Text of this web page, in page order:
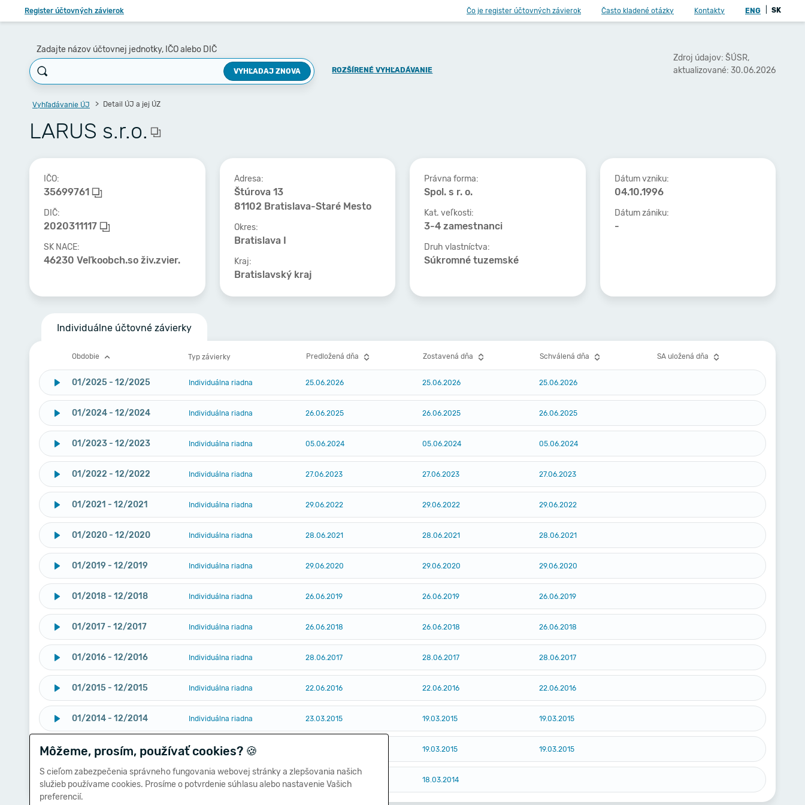
Register účtovných závierok Čo je register účtovných závierok Často kladené otázky Kontakty ENG SK
Zadajte názov účtovnej jednotky, IČO alebo DIČ
VYHĽADAJ ZNOVA ROZŠÍRENÉ VYHĽADÁVANIE
Zdroj údajov: ŠÚSR,
aktualizované: 30.06.2026
Vyhľadávanie ÚJ Detail ÚJ a jej ÚZ
LARUS s.r.o.
IČO:
35699761
DIČ:
2020311117
SK NACE:
46230 Veľkoobch.so živ.zvier.
Adresa:
Štúrova 13
81102 Bratislava-Staré Mesto
Okres:
Bratislava I
Kraj:
Bratislavský kraj
Právna forma:
Spol. s r. o.
Kat. veľkosti:
3-4 zamestnanci
Druh vlastníctva:
Súkromné tuzemské
Dátum vzniku:
04.10.1996
Dátum zániku:
-
Individuálne účtovné závierky
Obdobie Typ závierky Predložená dňa Zostavená dňa Schválená dňa SA uložená dňa
01/2025 - 12/2025 Individuálna riadna 25.06.2026 25.06.2026 25.06.2026
01/2024 - 12/2024 Individuálna riadna 26.06.2025 26.06.2025 26.06.2025
01/2023 - 12/2023 Individuálna riadna 05.06.2024 05.06.2024 05.06.2024
01/2022 - 12/2022 Individuálna riadna 27.06.2023 27.06.2023 27.06.2023
01/2021 - 12/2021 Individuálna riadna 29.06.2022 29.06.2022 29.06.2022
01/2020 - 12/2020 Individuálna riadna 28.06.2021 28.06.2021 28.06.2021
01/2019 - 12/2019 Individuálna riadna 29.06.2020 29.06.2020 29.06.2020
01/2018 - 12/2018 Individuálna riadna 26.06.2019 26.06.2019 26.06.2019
01/2017 - 12/2017 Individuálna riadna 26.06.2018 26.06.2018 26.06.2018
01/2016 - 12/2016 Individuálna riadna 28.06.2017 28.06.2017 28.06.2017
01/2015 - 12/2015 Individuálna riadna 22.06.2016 22.06.2016 22.06.2016
01/2014 - 12/2014 Individuálna riadna 23.03.2015 19.03.2015 19.03.2015
01/2014 - 12/2014 Individuálna riadna 19.03.2015 19.03.2015
01/2013 - 12/2013 Individuálna riadna 18.03.2014 18.03.2014
Môžeme, prosím, používať cookies? 🍪
S cieľom zabezpečenia správneho fungovania webovej stránky a zlepšovania našich
služieb používame cookies. Prosíme o potvrdenie súhlasu alebo nastavenie Vašich
preferencií.